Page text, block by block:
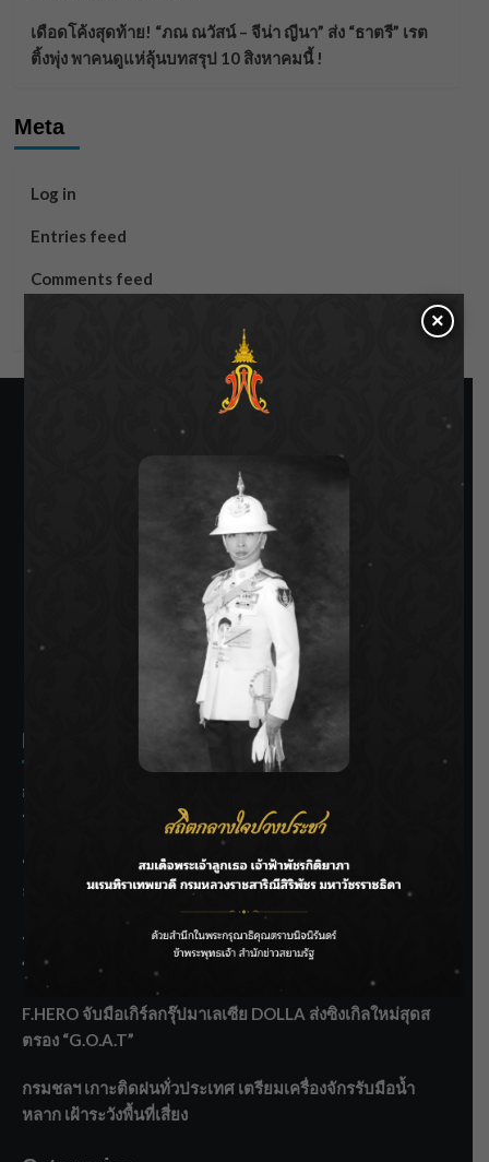
เดือดโค้งสุดท้าย! “ภณ ณวัสน์ – จีน่า ญีนา” ส่ง “ธาตรี” เรต
ติ้งพุ่ง พาคนดูแห่ลุ้นบทสรุป 10 สิงหาคมนี้ !
Meta
Log in
Entries feed
Comments feed
SIAMRATH VARIETY
THE BEST ENTERTAINMENT
Recent Posts
กรมชลฯ รับฟังประชาชน ติดตามแก้ปัญหาโครงการประตู
ระบายน้ำศรีสองรักฯ
‘แมน การิน’ แชร์ความเชื่อชวนคิด! “อยากกินอะไรหลังจาก
ลาโลกนี้ ให้ใส่บาตรสิ่งนั้นไว้ตอนยังมีชีวิต”
ราชเลขานุการในพระองค์ฯ ติดตามโครงการหุบกะพง–ห้วย
ทรายใต้ เสริมความมั่นคงน้ำเพชรบุรี
F.HERO จับมือเกิร์ลกรุ๊ปมาเลเซีย DOLLA ส่งซิงเกิลใหม่สุดส
ตรอง “G.O.A.T”
กรมชลฯ เกาะติดฝนทั่วประเทศ เตรียมเครื่องจักรรับมือน้ำ
หลาก เฝ้าระวังพื้นที่เสี่ยง
×